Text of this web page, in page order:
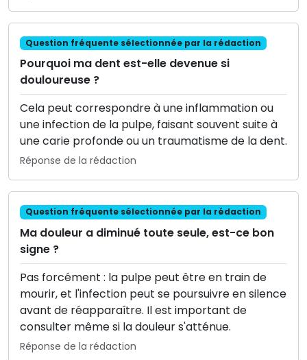
Question fréquente sélectionnée par la rédaction
Pourquoi ma dent est-elle devenue si
douloureuse ?
Cela peut correspondre à une inflammation ou
une infection de la pulpe, faisant souvent suite à
une carie profonde ou un traumatisme de la dent.
Réponse de la rédaction
Question fréquente sélectionnée par la rédaction
Ma douleur a diminué toute seule, est-ce bon
signe ?
Pas forcément : la pulpe peut être en train de
mourir, et l'infection peut se poursuivre en silence
avant de réapparaître. Il est important de
consulter même si la douleur s'atténue.
Réponse de la rédaction